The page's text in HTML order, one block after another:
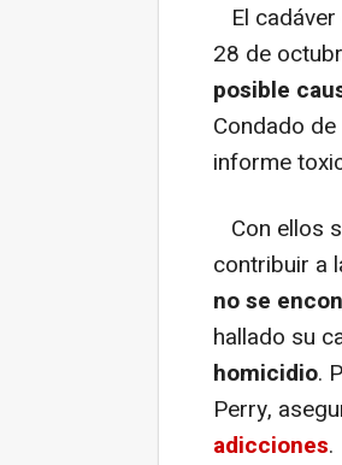
El
28 de
posible
Condado
informe
Con ellos
contribuir a
no se
hallado su
homicidio.
Perry,
adicciones.